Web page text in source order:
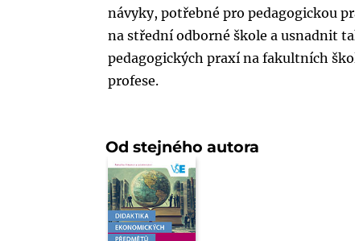
návyky, potřebné pro pedagogickou
na střední odborné škole a usnadnit
pedagogických praxí na fakultních
profese.
Od stejného autora